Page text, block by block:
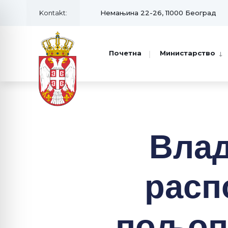
Kontakt: Немањина 22-26, 11000 Београд
Почетна Министарство